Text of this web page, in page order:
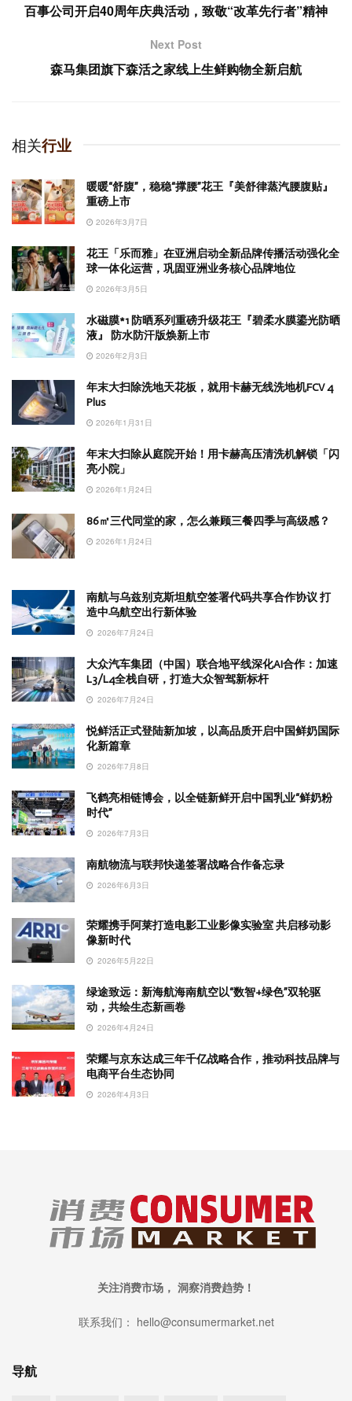
百事公司开启40周年庆典活动，致敬“改革先行者”精神
Next Post
森马集团旗下森活之家线上生鲜购物全新启航
相关行业
暖暖“舒腹”，稳稳“撑腰”花王『美舒律蒸汽腰腹贴』
重磅上市
2026年3月7日
花王「乐而雅」在亚洲启动全新品牌传播活动强化全
球一体化运营，巩固亚洲业务核心品牌地位
2026年3月5日
水磁膜*1 防晒系列重磅升级花王『碧柔水膜鎏光防晒
液』 防水防汗版焕新上市
2026年2月3日
年末大扫除洗地天花板，就用卡赫无线洗地机FCV 4
Plus
2026年1月31日
年末大扫除从庭院开始！用卡赫高压清洗机解锁「闪
亮小院」
2026年1月24日
86㎡三代同堂的家，怎么兼顾三餐四季与高级感？
2026年1月24日
南航与乌兹别克斯坦航空签署代码共享合作协议 打
造中乌航空出行新体验
2026年7月24日
大众汽车集团（中国）联合地平线深化AI合作：加速
L3/L4全栈自研，打造大众智驾新标杆
2026年7月24日
悦鲜活正式登陆新加坡，以高品质开启中国鲜奶国际
化新篇章
2026年7月8日
飞鹤亮相链博会，以全链新鲜开启中国乳业“鲜奶粉
时代”
2026年7月3日
南航物流与联邦快递签署战略合作备忘录
2026年6月3日
荣耀携手阿莱打造电影工业影像实验室 共启移动影
像新时代
2026年5月22日
绿途致远：新海航海南航空以“数智+绿色”双轮驱
动，共绘生态新画卷
2026年4月24日
荣耀与京东达成三年千亿战略合作，推动科技品牌与
电商平台生态协同
2026年4月3日
关注消费市场， 洞察消费趋势！
联系我们： hello@consumermarket.net
导航